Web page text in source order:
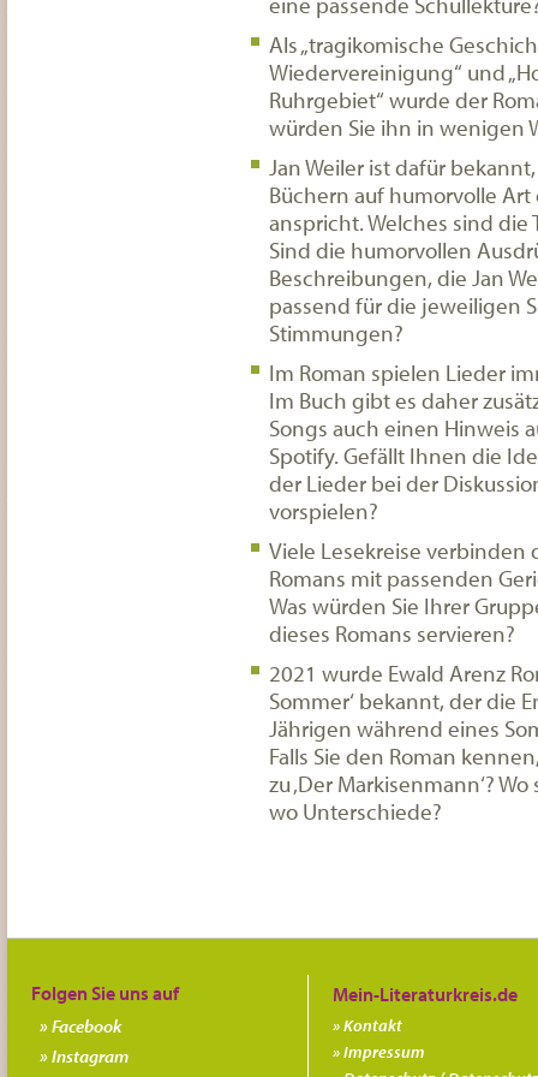
Als „tragikomische
Wiedervereinigung“ und
Ruhrgebiet“ wurde der
würden Sie ihn in wenigen
Jan Weiler ist dafür
Büchern auf humorvolle
anspricht. Welches sind die
Sind die humorvollen
Beschreibungen, die Jan
passend für die jeweiligen
Stimmungen?
Im Roman spielen Lieder
Im Buch gibt es daher
Songs auch einen Hinweis
Spotify. Gefällt Ihnen die
der Lieder bei der
vorspielen?
Viele Lesekreise verbinden
Romans mit passenden
Was würden Sie Ihrer
dieses Romans servieren?
2021 wurde Ewald Arenz
Sommer‘ bekannt, der die
Jährigen während eines
Falls Sie den Roman
zu ‚Der Markisenmann‘?
wo Unterschiede?
Kontakt
Impressum
Folgen Sie uns auf
Facebook
Instagram